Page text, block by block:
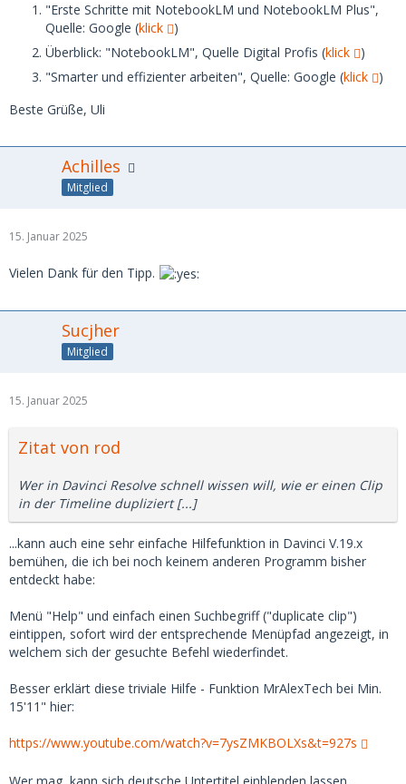
"Erste Schritte mit NotebookLM und NotebookLM Plus",
Quelle: Google (klick
)
Überblick: "NotebookLM", Quelle Digital Profis (klick
)
"Smarter und effizienter arbeiten", Quelle: Google (klick
)
Beste Grüße, Uli
Achilles
Mitglied
15. Januar 2025
Vielen Dank für den Tipp.
Sucjher
Mitglied
15. Januar 2025
Zitat von rod
Wer in Davinci Resolve schnell wissen will, wie er einen Clip
in der Timeline dupliziert [...]
...kann auch eine sehr einfache Hilfefunktion in Davinci V.19.x
bemühen, die ich bei noch keinem anderen Programm bisher
entdeckt habe:
Menü "Help" und einfach einen Suchbegriff ("duplicate clip")
eintippen, sofort wird der entsprechende Menüpfad angezeigt, in
welchem sich der gesuchte Befehl wiederfindet.
Besser erklärt diese triviale Hilfe - Funktion MrAlexTech bei Min.
15'11" hier:
https://www.youtube.com/watch?v=7ysZMKBOLXs&t=927s